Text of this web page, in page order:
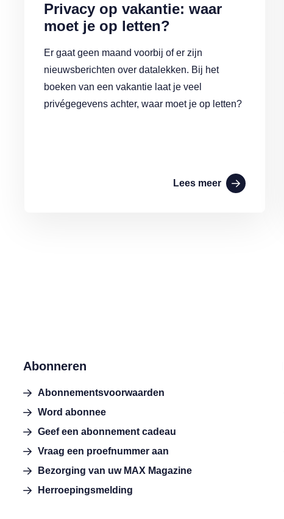
Privacy op vakantie: waar
moet je op letten?
Er gaat geen maand voorbij of er zijn
nieuwsberichten over datalekken. Bij het
boeken van een vakantie laat je veel
privégegevens achter, waar moet je op letten?
Lees meer
Abonneren
Abonnementsvoorwaarden
Word abonnee
Geef een abonnement cadeau
Vraag een proefnummer aan
Bezorging van uw MAX Magazine
Herroepingsmelding